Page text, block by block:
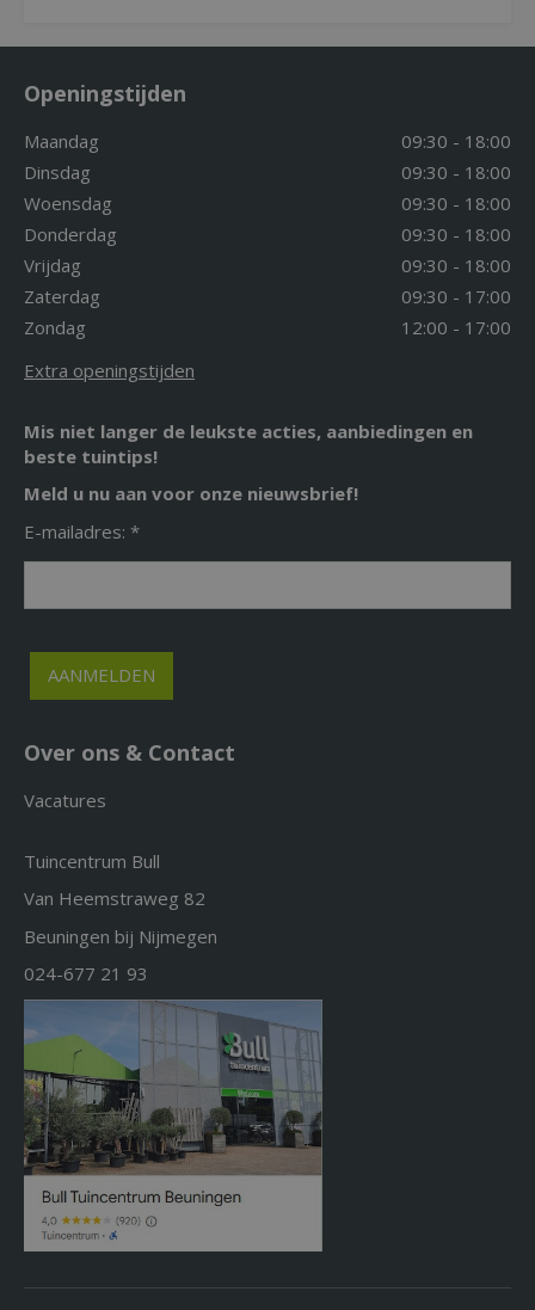
Openingstijden
Maandag
09:30 - 18:00
Dinsdag
09:30 - 18:00
Woensdag
09:30 - 18:00
Donderdag
09:30 - 18:00
Vrijdag
09:30 - 18:00
Zaterdag
09:30 - 17:00
Zondag
12:00 - 17:00
Extra openingstijden
Mis niet langer de leukste acties, aanbiedingen en
beste tuintips!
Meld u nu aan voor onze nieuwsbrief!
E-mailadres: *
Over ons & Contact
Vacatures
Tuincentrum Bull
Van Heemstraweg 82
Beuningen bij Nijmegen
024-677 21 93